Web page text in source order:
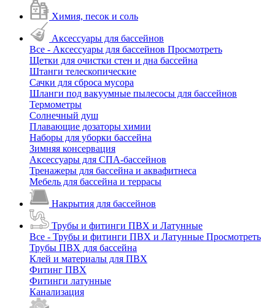
Химия, песок и соль
Аксессуары для бассейнов
Все - Аксессуары для бассейнов Просмотреть
Щетки для очистки стен и дна бассейна
Штанги телескопические
Сачки для сброса мусора
Шланги под вакуумные пылесосы для бассейнов
Термометры
Солнечный душ
Плавающие дозаторы химии
Наборы для уборки бассейна
Зимняя консервация
Аксессуары для СПА-бассейнов
Тренажеры для бассейна и аквафитнеса
Мебель для бассейна и террасы
Накрытия для бассейнов
Трубы и фитинги ПВХ и Латунные
Все - Трубы и фитинги ПВХ и Латунные Просмотреть
Трубы ПВХ для бассейна
Клей и материалы для ПВХ
Фитинг ПВХ
Фитинги латунные
Канализация